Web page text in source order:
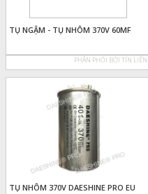
TỤ NGẬM - TỤ NHÔM 370V 60MF
PHÂN PHỐI BỞI TÍN LIÊN
TỤ NHÔM 370V DAESHINE PRO EU